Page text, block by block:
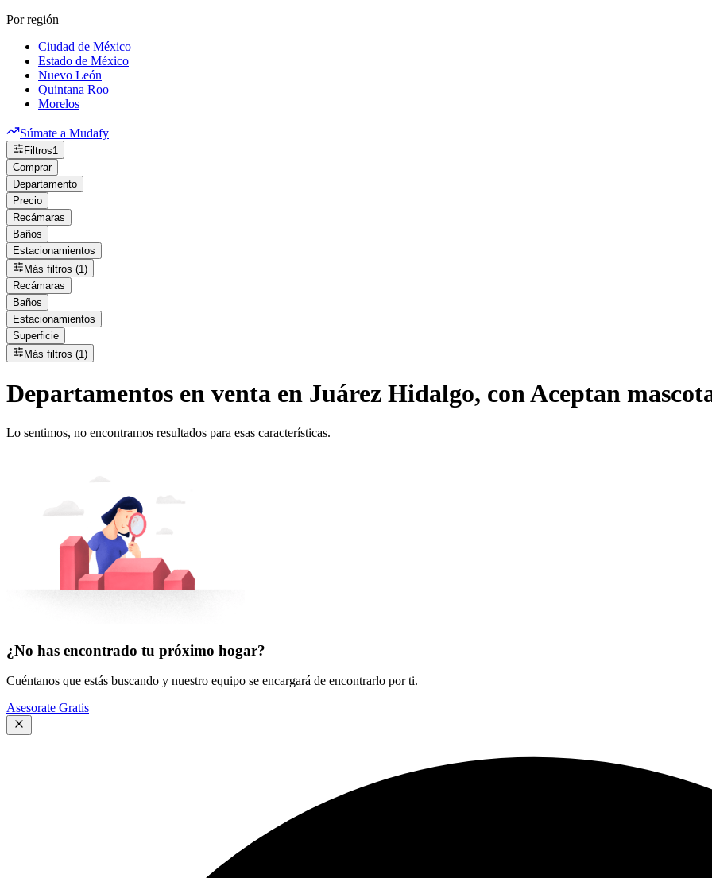
Por región
Ciudad de México
Estado de México
Nuevo León
Quintana Roo
Morelos
Súmate a Mudafy
Filtros1
Comprar
Departamento
Precio
Recámaras
Baños
Estacionamientos
Más filtros (1)
Recámaras
Baños
Estacionamientos
Superficie
Más filtros (1)
Departamentos en venta en Juárez Hidalgo, con Aceptan
Lo sentimos, no encontramos resultados para esas características.
¿No has encontrado tu próximo hogar?
Cuéntanos que estás buscando y nuestro equipo se encargará de encontrarlo por ti.
Asesorate Gratis